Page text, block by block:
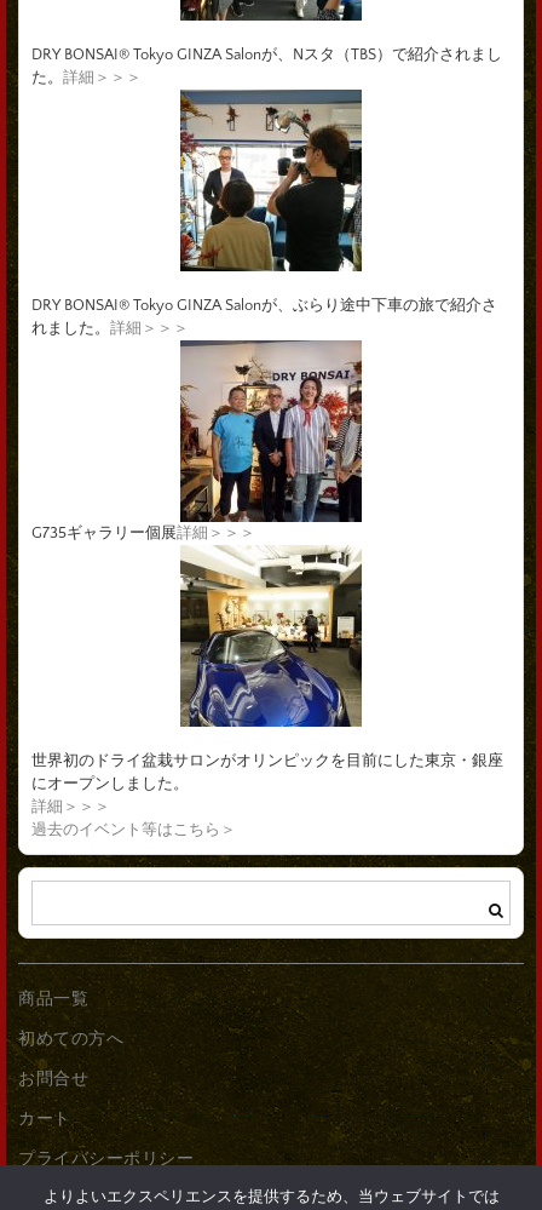
DRY BONSAI® Tokyo GINZA Salonが、Nスタ（TBS）で紹介されまし
た。 詳細＞＞＞
DRY BONSAI® Tokyo GINZA Salonが、ぶらり途中下車の旅で紹介さ
れました。 詳細＞＞＞
G735ギャラリー個展詳細＞＞＞
世界初のドライ盆栽サロンがオリンピックを目前にした東京・銀座
にオープンしました。
詳細＞＞＞
過去のイベント等はこちら＞
商品一覧
初めての方へ
お問合せ
カート
プライバシーポリシー
よりよいエクスペリエンスを提供するため、当ウェブサイトでは